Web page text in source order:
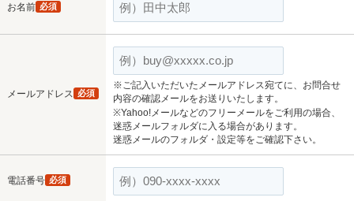
お名前 必須
メールアドレス 必須
※ご記入いただいたメールアドレス宛てに、お問合せ
内容の確認メールをお送りいたします。
※Yahoo!メールなどのフリーメールをご利用の場合、
迷惑メールフォルダに入る場合があります。
迷惑メールのフォルダ・設定等をご確認下さい。
電話番号 必須